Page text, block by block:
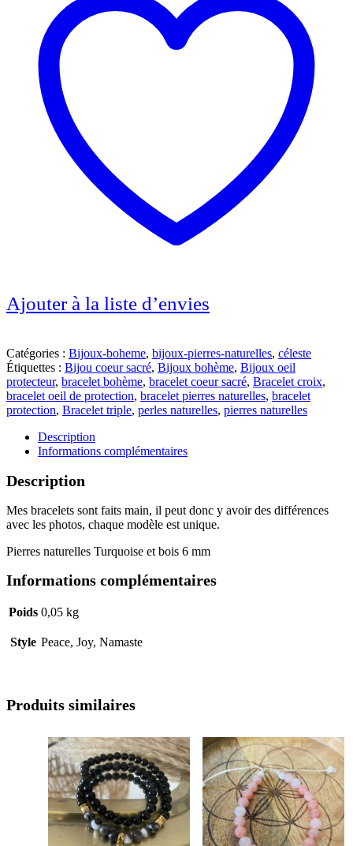
Ajouter à la liste d’envies
Catégories : Bijoux-boheme, bijoux-pierres-naturelles, céleste
Étiquettes : Bijou coeur sacré, Bijoux bohème, Bijoux oeil
protecteur, bracelet bohème, bracelet coeur sacré, Bracelet croix,
bracelet oeil de protection, bracelet pierres naturelles, bracelet
protection, Bracelet triple, perles naturelles, pierres naturelles
Description
Informations complémentaires
Description
Mes bracelets sont faits main, il peut donc y avoir des différences
avec les photos, chaque modèle est unique.
Pierres naturelles Turquoise et bois 6 mm
Informations complémentaires
Poids 0,05 kg
Style Peace, Joy, Namaste
Produits similaires